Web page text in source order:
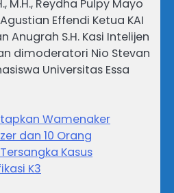
M.H., Reydha Pulpy Mayo
Effendi Ketua KAI
Anugrah S.H. Kasi Intelijen
dimoderatori Nio Stevan
Universitas Essa
Wamenaker
dan 10 Orang
Kasus
K3